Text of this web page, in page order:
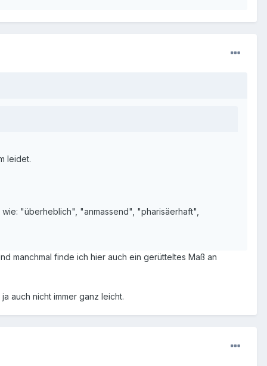
leidet.
"überheblich", "anmassend", "pharisäerhaft",
manchmal finde ich hier auch ein gerütteltes Maß an
auch nicht immer ganz leicht.